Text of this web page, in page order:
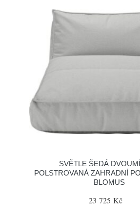
SVĚTLE ŠEDÁ
POLSTROVANÁ ZAHRADNÍ
BLOMUS
23 725 Kč